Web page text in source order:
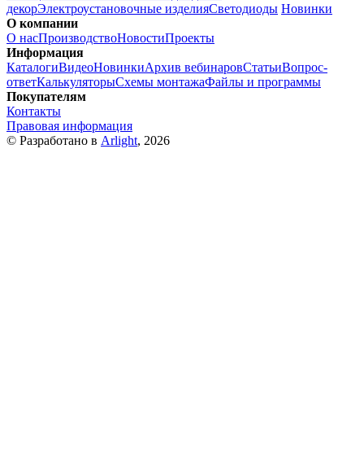
декорЭлектроустановочные изделияСветодиоды Новинки
О компании
О насПроизводствоНовостиПроекты
Информация
КаталогиВидеоНовинкиАрхив вебинаровСтатьиВопрос-
ответКалькуляторыСхемы монтажаФайлы и программы
Покупателям
Контакты
Правовая информация
© Разработано в Arlight, 2026